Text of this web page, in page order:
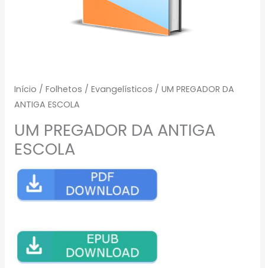
Início / Folhetos / Evangelísticos / UM PREGADOR DA
ANTIGA ESCOLA
UM PREGADOR DA ANTIGA
ESCOLA